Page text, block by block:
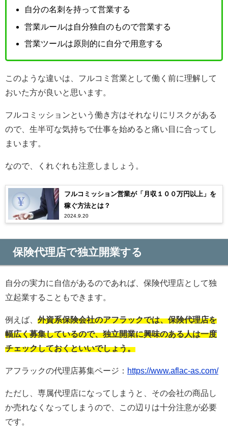
自分の名刺を持って営業する
営業ルールは自分独自のもので営業する
営業ツールは原則的に自分で用意する
このような違いは、フルコミ営業として働く前に理解して
おいた方が良いと思います。
フルコミッションという働き方はそれなりにリスクがある
ので、生半可な気持ちで仕事を始めると痛い目に合ってし
まいます。
なので、くれぐれも注意しましょう。
フルコミッション営業が「月収１００万円以上」を
稼ぐ方法とは？
2024.9.20
保険代理店で独立開業する
自分の実力に自信があるのであれば、保険代理店として独
立起業することもできます。
例えば、 外資系保険会社のアフラックでは、保険代理店を
幅広く募集しているので、独立開業に興味のある人は一度
チェックしておくといいでしょう。
アフラックの代理店募集ページ： https://www.aflac-as.com/
ただし、専属代理店になってしまうと、その会社の商品し
か売れなくなってしまうので、この辺りは十分注意が必要
です。